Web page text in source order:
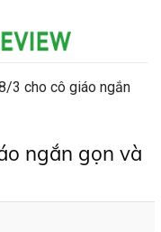
3 cho cô giáo ngắn
ngắn gọn và